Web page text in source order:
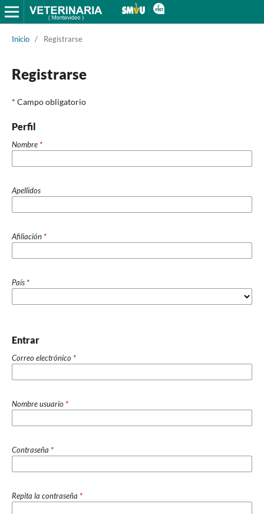
Inicio / Registrarse
Registrarse
* Campo obligatorio
Perfil
Nombre *
Apellidos
Afiliación *
País *
Entrar
Correo electrónico *
Nombre usuario *
Contraseña *
Repita la contraseña *